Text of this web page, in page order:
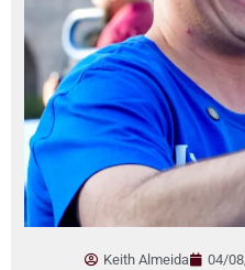
Keith Almeida 04/